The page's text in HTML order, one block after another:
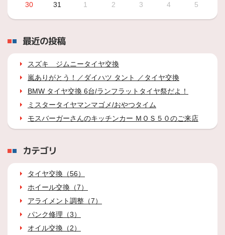
30
31 1 2 3 4 5
最近の投稿
スズキ ジムニータイヤ交換
嵐ありがとう！／ダイハツ タント ／タイヤ交換
BMW タイヤ交換 6台/ランフラットタイヤ祭だよ！
ミスタータイヤマンマゴメ/おやつタイム
モスバーガーさんのキッチンカー ＭＯＳ５０のご来店
カテゴリ
タイヤ交換（56）
ホイール交換（7）
アライメント調整（7）
パンク修理（3）
オイル交換（2）